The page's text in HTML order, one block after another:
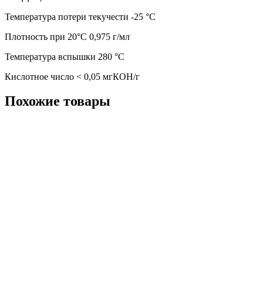
Температура потери текучести -25 °C
Плотность при 20°C 0,975 г/мл
Температура вспышки 280 °C
Кислотное число < 0,05 мгКОН/г
Похожие товары